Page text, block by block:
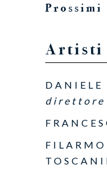
Prossimi
Artisti
DANIELE
direttore